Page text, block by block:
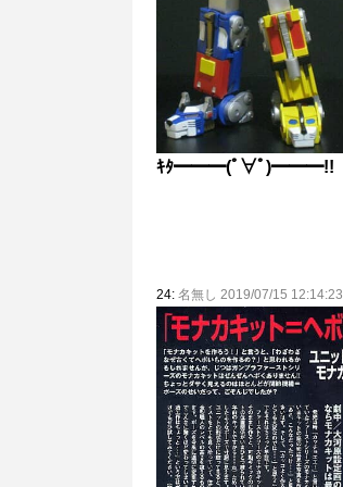
ｷﾀ━━━(ﾟ∀ﾟ)━━━!!
24: 名無し 2019/07/15 12:14:23